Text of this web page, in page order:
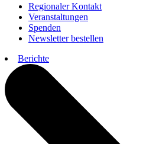
Regionaler Kontakt
Veranstaltungen
Spenden
Newsletter bestellen
Berichte